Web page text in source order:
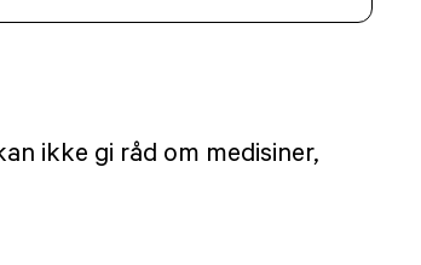
ikke gi råd om medisiner,